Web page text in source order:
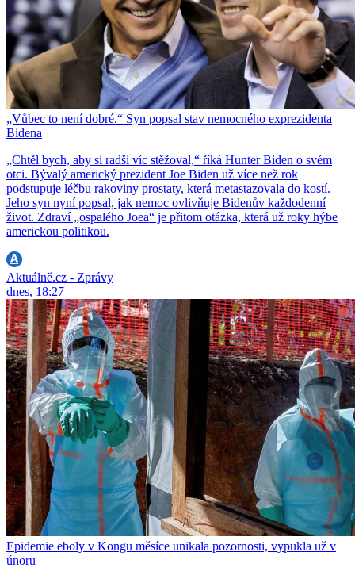
„Vůbec to není dobré.“ Syn popsal stav nemocného exprezidenta
Bidena
„Chtěl bych, aby si radši víc stěžoval,“ říká Hunter Biden o svém
otci. Bývalý americký prezident Joe Biden už více než rok
podstupuje léčbu rakoviny prostaty, která metastazovala do kostí.
Jeho syn nyní popsal, jak nemoc ovlivňuje Bidenův každodenní
život. Zdraví „ospalého Joea“ je přitom otázka, která už roky hýbe
americkou politikou.
Aktuálně.cz - Zprávy
dnes, 18:27
Epidemie eboly v Kongu měsíce unikala pozornosti, vypukla už v
únoru